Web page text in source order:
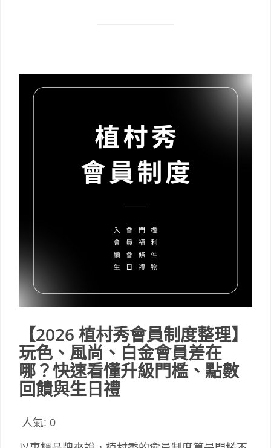
【2026 植村秀會員制度整理】
玩色、風尚、白金會員差在
哪？快速看懂升級門檻、點數
回饋與生日禮
人氣: 0